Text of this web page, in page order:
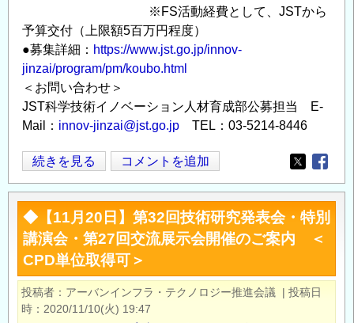
CPD
単
位
取
得
可
＞
の
※FS活動経費として、JSTから
予算交付（上限額5百万円程度）
●募集詳細： https://www.jst.go.jp/innov-
jinzai/program/pm/koubo.html
＜お問い合わせ＞
JST科学技術イノベーション人材育成部公募担当 E-
Mail： innov-jinzai@jst.go.jp TEL：03-5214-8446
プ
ロ
グ
ラ
ム・
マ
ネ
ー
続きを見る コメントを追加
Opens in
◆【11月20日】第32回技術研究発表会・特別
講演会・第27回交流展示会開催のご案内 ＜
CPD単位取得可＞
投稿者 アーバンインフラ・テクノロジー推進会議 | 投稿日
時
2020/11/10(火) 19:47